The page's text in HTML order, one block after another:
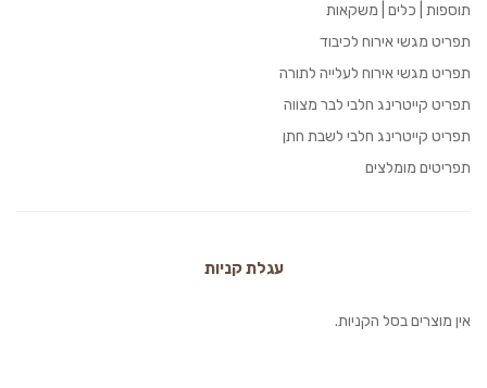
תוספות | כלים | משקאות
תפריט מגשי אירוח לכיבוד
תפריט מגשי אירוח לעלייה לתורה
תפריט קייטרינג חלבי לבר מצווה
תפריט קייטרינג חלבי לשבת חתן
תפריטים מומלצים
עגלת קניות
אין מוצרים בסל הקניות.